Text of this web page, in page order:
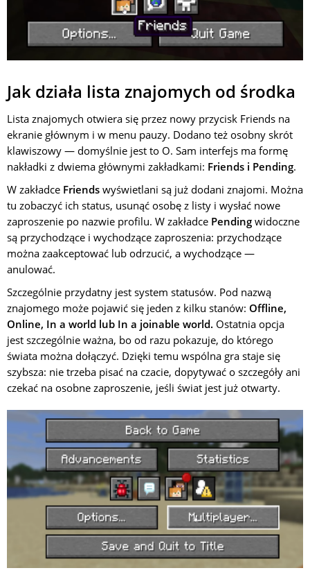
Jak działa lista znajomych od środka
Lista znajomych otwiera się przez nowy przycisk Friends na
ekranie głównym i w menu pauzy. Dodano też osobny skrót
klawiszowy — domyślnie jest to O. Sam interfejs ma formę
nakładki z dwiema głównymi zakładkami: Friends i Pending.
W zakładce Friends wyświetlani są już dodani znajomi. Można
tu zobaczyć ich status, usunąć osobę z listy i wysłać nowe
zaproszenie po nazwie profilu. W zakładce Pending widoczne
są przychodzące i wychodzące zaproszenia: przychodzące
można zaakceptować lub odrzucić, a wychodzące —
anulować.
Szczególnie przydatny jest system statusów. Pod nazwą
znajomego może pojawić się jeden z kilku stanów: Offline,
Online, In a world lub In a joinable world. Ostatnia opcja
jest szczególnie ważna, bo od razu pokazuje, do którego
świata można dołączyć. Dzięki temu wspólna gra staje się
szybsza: nie trzeba pisać na czacie, dopytywać o szczegóły ani
czekać na osobne zaproszenie, jeśli świat jest już otwarty.